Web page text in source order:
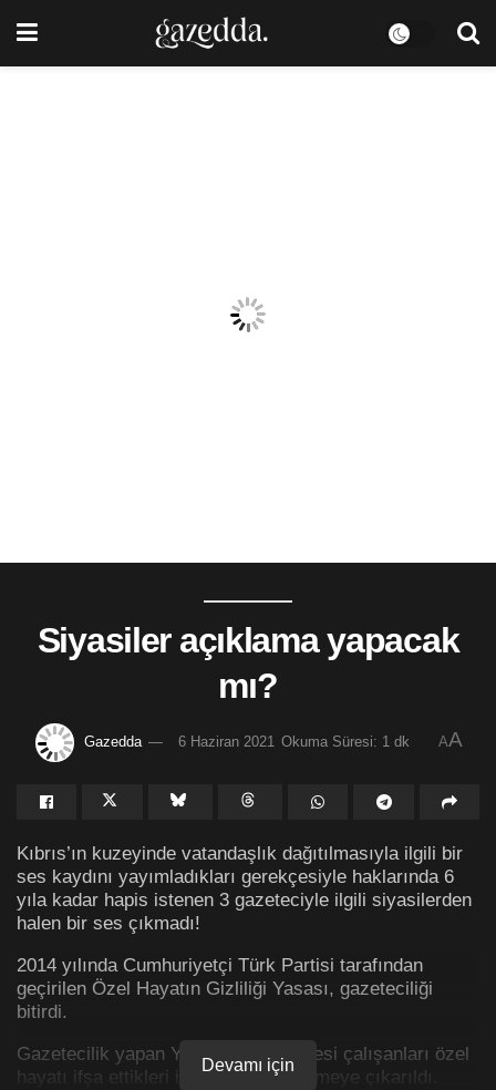
Siyasiler açıklama yapacak
mı?
Gazedda 6 Haziran 2021 Okuma Süresi: 1 dk AA
Kıbrıs’ın kuzeyinde vatandaşlık dağıtılmasıyla ilgili bir
ses kaydını yayımladıkları gerekçesiyle haklarında 6
yıla kadar hapis istenen 3 gazeteciyle ilgili siyasilerden
halen bir ses çıkmadı!
2014 yılında Cumhuriyetçi Türk Partisi tarafından
geçirilen Özel Hayatın Gizliliği Yasası, gazeteciliği
bitirdi.
Gazetecilik yapan Yeni Bakış Gazetesi çalışanları özel
hayatı ifşa ettikleri iddiasıyla mahkemeye çıkarıldı.
Devamı için